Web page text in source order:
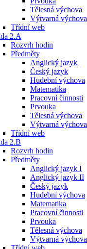
Tělesná výchova
Výtvarná výchova
Třídní web
2.A
Rozvrh hodin
Předměty
Anglický jazyk
Český jazyk
Hudební výchova
Matematika
Pracovní činnosti
Prvouka
Tělesná výchova
Výtvarná výchova
Třídní web
2.B
Rozvrh hodin
Předměty
Anglický jazyk I
Anglický jazyk II
Český jazyk
Hudební výchova
Matematika
Pracovní činnosti
Prvouka
Tělesná výchova
Výtvarná výchova